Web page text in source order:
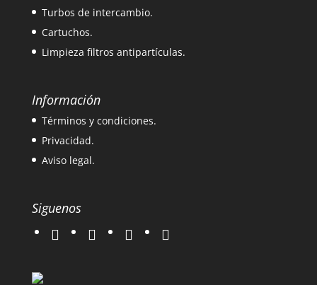
Turbos de intercambio.
Cartuchos.
Limpieza filtros antipartículas.
Información
Términos y condiciones.
Privacidad.
Aviso legal.
Siguenos
twitter instagramfacebook google